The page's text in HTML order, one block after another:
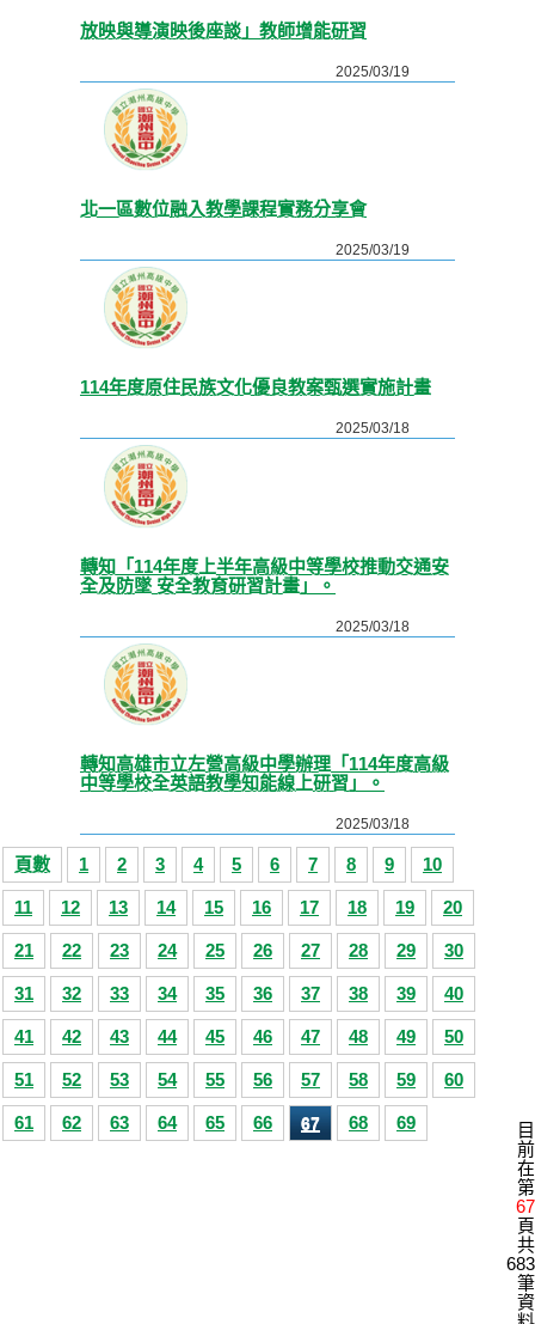
放映與導演映後座談」教師增能研習
2025/03/19
北一區數位融入教學課程實務分享會
2025/03/19
114年度原住民族文化優良教案甄選實施計畫
2025/03/18
轉知「114年度上半年高級中等學校推動交通安
全及防墜 安全教育研習計畫」。
2025/03/18
轉知高雄市立左營高級中學辦理「114年度高級
中等學校全英語教學知能線上研習」。
2025/03/18
頁數 1 2 3 4 5 6 7 8 9 10
11 12 13 14 15 16 17 18 19 20
21 22 23 24 25 26 27 28 29 30
31 32 33 34 35 36 37 38 39 40
41 42 43 44 45 46 47 48 49 50
51 52 53 54 55 56 57 58 59 60
61 62 63 64 65 66 67 68 69
目
前
在
第
67
頁
共
683
筆
資